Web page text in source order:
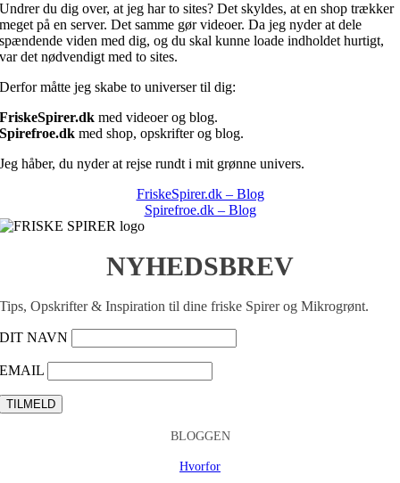
Undrer du dig over, at jeg har to sites? Det skyldes, at en shop trækker
meget på en server. Det samme gør videoer. Da jeg nyder at dele
spændende viden med dig, og du skal kunne loade indholdet hurtigt,
var det nødvendigt med to sites.
Derfor måtte jeg skabe to universer til dig:
FriskeSpirer.dk med videoer og blog.
Spirefroe.dk med shop, opskrifter og blog.
Jeg håber, du nyder at rejse rundt i mit grønne univers.
FriskeSpirer.dk – Blog
Spirefroe.dk – Blog
NYHEDSBREV
Tips, Opskrifter & Inspiration til dine friske Spirer og Mikrogrønt.
DIT NAVN
EMAIL
BLOGGEN
Hvorfor